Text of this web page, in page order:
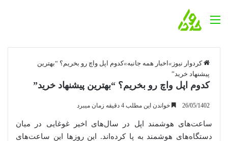
منو
کردوار نیوز » اخبار همه جانبه»کدوم اپل واچ رو بخریم؟ “بهترین
پیشنهاد خرید”
کدوم اپل واچ رو بخریم؟ “بهترین پیشنهاد خرید”
26/05/1402 خواندن این مطلب 4 دقیقه زمان میبرد
ساعت‌های هوشمند اپل در سال‌های اخیر غوغایی در میان
دستگاه‌های هوشمند به پا کرده‌اند. این روزها این ساعت‌های